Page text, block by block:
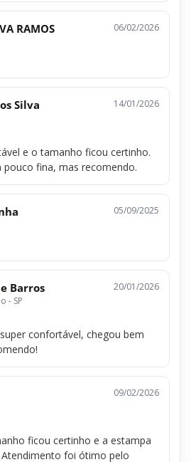
RAMOS 06/02/2026
Silva 14/01/2026
e o tamanho ficou certinho.
pouco fina, mas recomendo.
05/09/2025
Barros
- SP
20/01/2026
confortável, chegou bem
09/02/2026
ficou certinho e a estampa
foi ótimo pelo